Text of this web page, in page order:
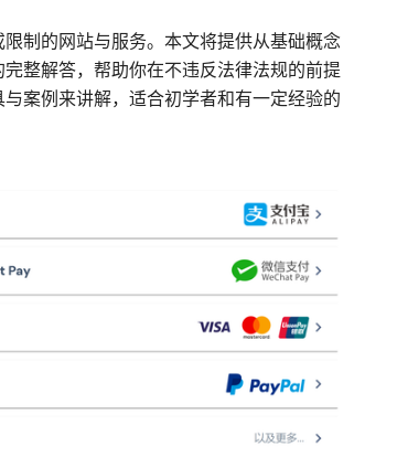
制的网站与服务。本文将提供从基础概念
整解答，帮助你在不违反法律法规的前提
案例来讲解，适合初学者和有一定经验的